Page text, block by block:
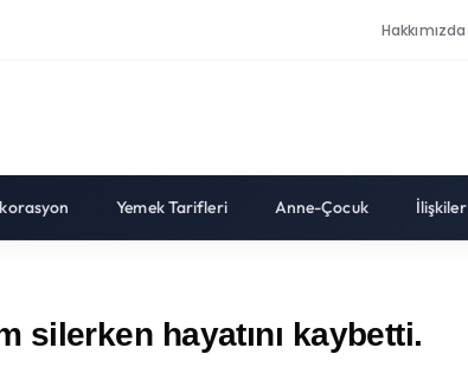
Hakkımızda
Yemek Tarifleri Anne-Çocuk İlişkiler
silerken hayatını kaybetti.